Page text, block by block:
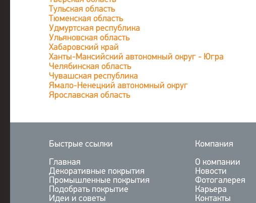
Тульская область
Тюменская область
Удмуртская республика
Ульяновская область
Хабаровский край
Ханты-Мансийский автономный округ - Югра
Челябинская область
Чувашская республика
Ямало-Ненецкий автономный округ
Ярославская область
Быстрые ссылки
Главная
Декоративные покрытия
Промышленные покрытия
Подобрать покрытие
Идеи и советы
Компания
О компании
Новости
Фотогалерея
Карьера
Контакты